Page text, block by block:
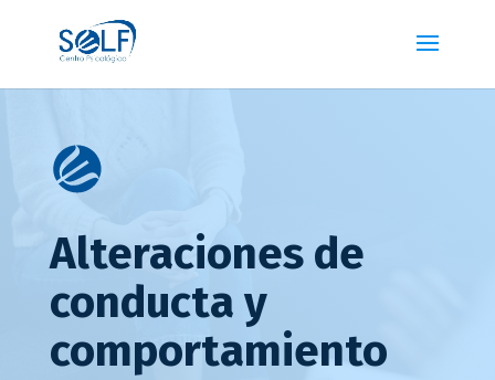
Alteraciones de
conducta y
comportamiento